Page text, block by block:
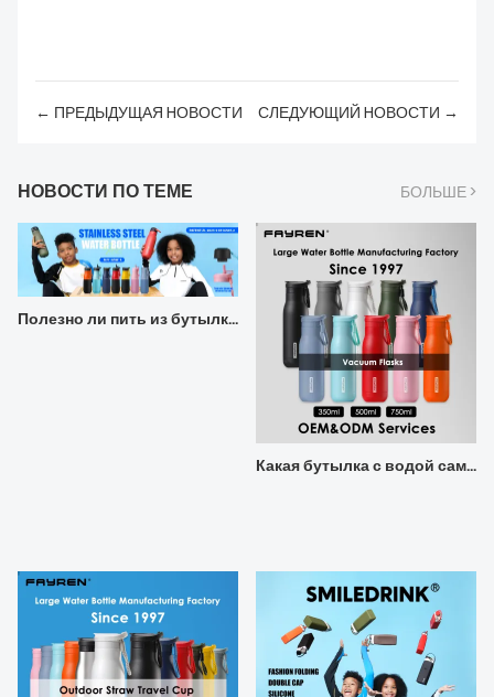
← ПРЕДЫДУЩАЯ HОВОСТИ СЛЕДУЮЩИЙ HОВОСТИ →
НОВОСТИ ПО ТЕМЕ БОЛЬШЕ >
Полезно ли пить из бутылки из нержавеющей стали?
Какая бутылка с водой самая полезная?